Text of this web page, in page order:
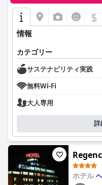
$
情報
カテゴリー
サステナビリティ実践
無料Wi-Fi
大人専用
詳
ホテル